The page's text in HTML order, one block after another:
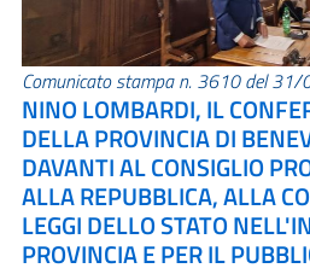
Comunicato stampa n. 3610 del
NINO LOMBARDI, IL
DELLA PROVINCIA DI
DAVANTI AL CONSIGLIO
ALLA REPUBBLICA, ALLA
LEGGI DELLO STATO
PROVINCIA E PER IL